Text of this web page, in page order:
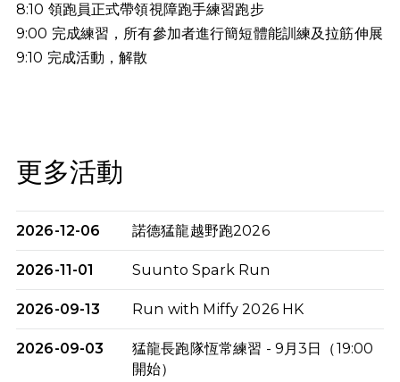
8:10 領跑員正式帶領視障跑手練習跑步
9:00 完成練習，所有參加者進行簡短體能訓練及拉筋伸展
9:10 完成活動，解散
更多活動
2026-12-06 諾德猛龍越野跑2026
2026-11-01 Suunto Spark Run
2026-09-13 Run with Miffy 2026 HK
2026-09-03
猛龍長跑隊恆常練習 - 9月3日（19:00
開始）